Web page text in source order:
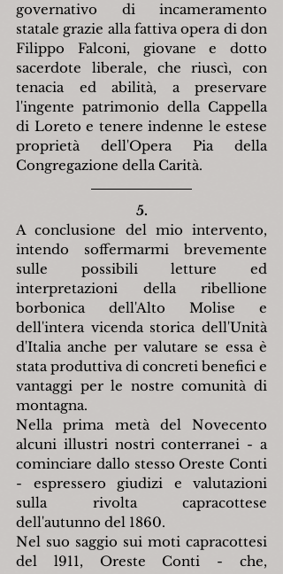
governativo di incameramento
statale grazie alla fattiva opera di don
Filippo Falconi, giovane e dotto
sacerdote liberale, che riuscì, con
tenacia ed abilità, a preservare
l'ingente patrimonio della Cappella
di Loreto e tenere indenne le estese
proprietà dell'Opera Pia della
Congregazione della Carità.
5.
A conclusione del mio intervento,
intendo soffermarmi brevemente
sulle possibili letture ed
interpretazioni della ribellione
borbonica dell'Alto Molise e
dell'intera vicenda storica dell'Unità
d'Italia anche per valutare se essa è
stata produttiva di concreti benefici e
vantaggi per le nostre comunità di
montagna.
Nella prima metà del Novecento
alcuni illustri nostri conterranei - a
cominciare dallo stesso Oreste Conti
- espressero giudizi e valutazioni
sulla rivolta capracottese
dell'autunno del 1860.
Nel suo saggio sui moti capracottesi
del l911, Oreste Conti - che,